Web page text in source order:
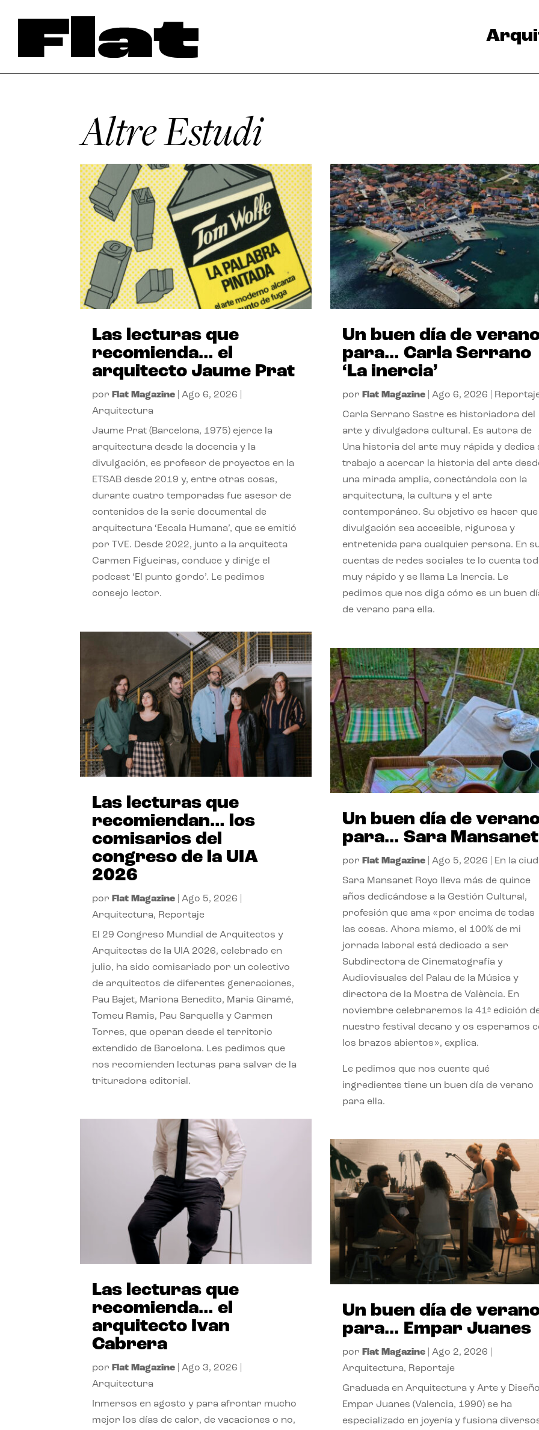
Altre Estudi
Las lecturas que
recomienda… el
arquitecto Jaume Prat
por Flat Magazine |Ago 6, 2026
Arquitectura
Jaume Prat (Barcelona, 1975) ejerce la
arquitectura desde la docencia y la
divulgación, es profesor de proyectos en la
ETSAB desde 2019 y, entre otras cosas,
durante cuatro temporadas fue asesor de
contenidos de la serie documental de
arquitectura ‘Escala Humana’, que se emitió
por TVE. Desde 2022, junto a la arquitecta
Carmen Figueiras, conduce y dirige el
podcast ‘El punto gordo’. Le pedimos
consejo lector.
Las lecturas que
recomiendan… los
comisarios del
congreso de la UIA
2026
por Flat Magazine |Ago 5, 2026
Arquitectura, Reportaje
El 29 Congreso Mundial de Arquitectos y
Arquitectas de la UIA 2026, celebrado en
julio, ha sido comisariado por un colectivo
de arquitectos de diferentes generaciones,
Pau Bajet, Mariona Benedito, Maria Giramé,
Tomeu Ramis, Pau Sarquella y Carmen
Torres, que operan desde el territorio
extendido de Barcelona. Les pedimos que
nos recomienden lecturas para salvar de la
trituradora editorial.
Las lecturas que
recomienda… el
arquitecto Ivan
Cabrera
por Flat Magazine |Ago 3, 2026
Arquitectura
Inmersos en agosto y para afrontar mucho
mejor los días de calor, de vacaciones o no,
Un buen día de
para… Carla Serrano
‘La inercia’
por Flat Magazine| Ago 6, 2026
Carla Serrano Sastre es historiadora del
arte y divulgadora cultural. Es autora de
Una historia del arte muy rápida y dedica
trabajo a acercar la historia del arte
una mirada amplia, conectándola con la
arquitectura, la cultura y el arte
contemporáneo. Su objetivo es hacer que
divulgación sea accesible, rigurosa y
entretenida para cualquier persona. En
cuentas de redes sociales te lo cuenta
muy rápido y se llama La Inercia. Le
pedimos que nos diga cómo es un buen
de verano para ella.
Un buen día de
para… Sara Mansanet
por Flat Magazine| Ago 5, 2026 En la
Sara Mansanet Royo lleva más de quince
años dedicándose a la Gestión Cultural,
profesión que ama «por encima de todas
las cosas. Ahora mismo, el 100% de mi
jornada laboral está dedicado a ser
Subdirectora de Cinematografía y
Audiovisuales del Palau de la Música y
directora de la Mostra de València. En
noviembre celebraremos la 41ª edición
nuestro festival decano y os esperamos
los brazos abiertos», explica.
Le pedimos que nos cuente qué
ingredientes tiene un buen día de verano
para ella.
Un buen día de
para… Empar Juanes
por Flat Magazine| Ago 2, 2026
Arquitectura, Reportaje
Graduada en Arquitectura y Arte y
Empar Juanes (Valencia, 1990) se ha
especializado en joyería y fusiona